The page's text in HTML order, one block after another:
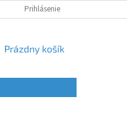
Prihlásenie
NÁKUPNÝ
Prázdny košík